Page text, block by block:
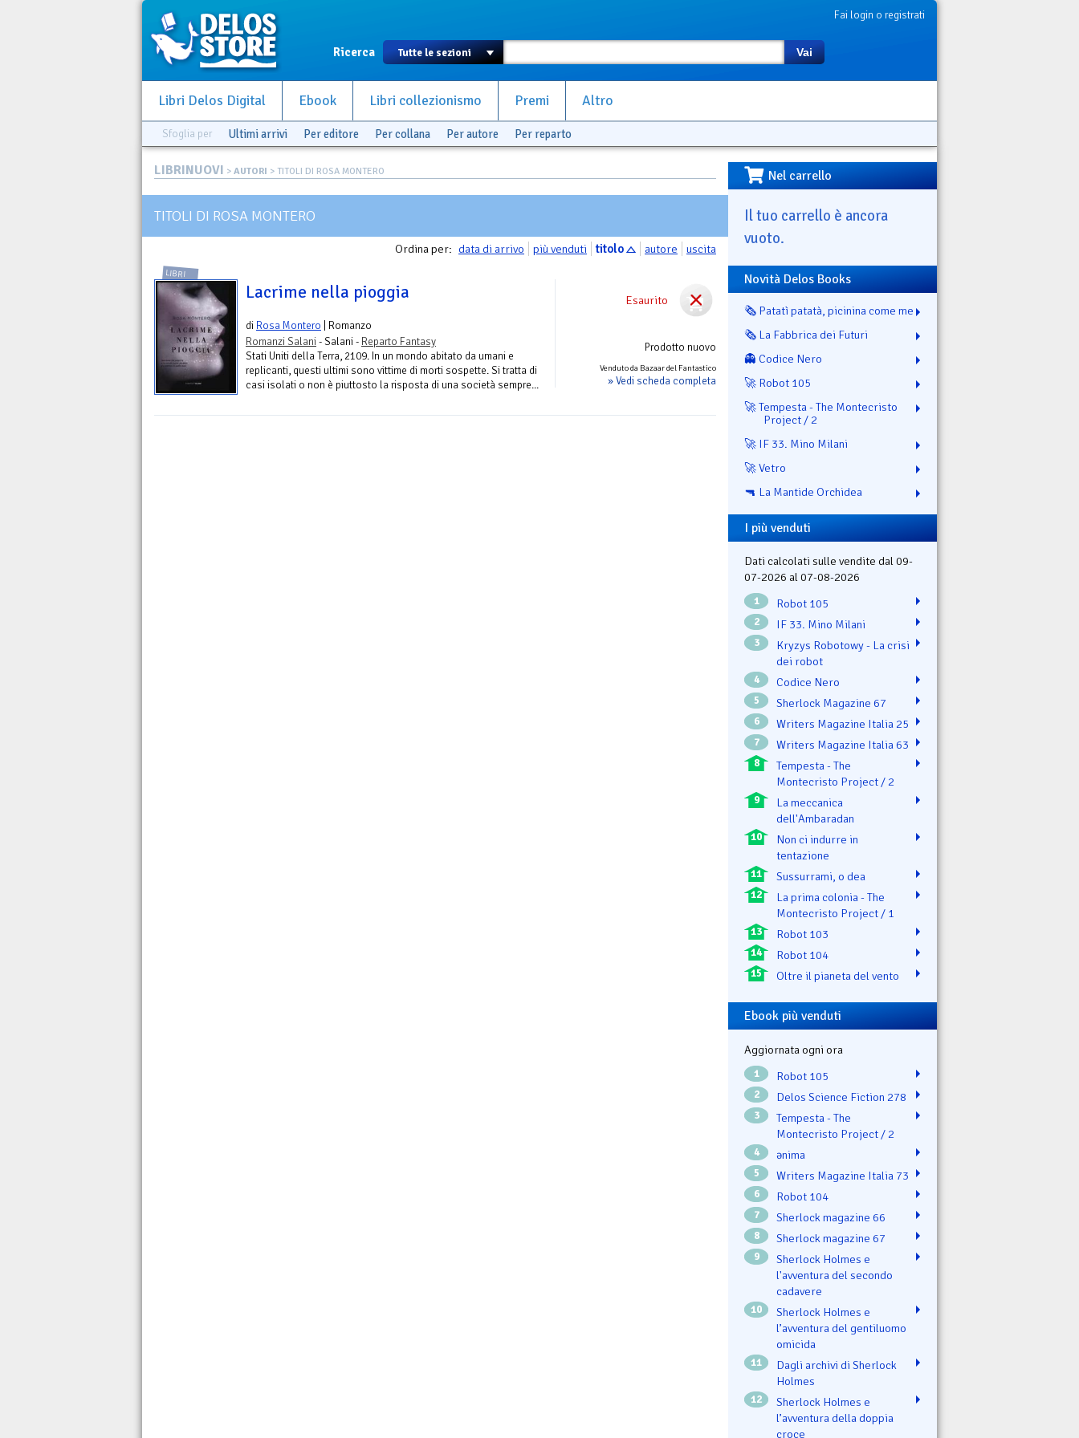
Fai login o registrati
Ricerca Vai
Libri Delos Digital Ebook Libri collezionismo Premi Altro
Sfoglia per Ultimi arrivi Per editore Per collana Per autore Per reparto
LIBRINUOVI > AUTORI > TITOLI DI ROSA MONTERO
TITOLI DI ROSA MONTERO
Ordina per: data di arrivo più venduti titolo autore uscita
Esaurito
Prodotto nuovo
Venduto da Bazaar del Fantastico
» Vedi scheda completa
LIBRI
Lacrime nella pioggia
di Rosa Montero | Romanzo
Romanzi Salani - Salani - Reparto Fantasy
Stati Uniti della Terra, 2109. In un mondo abitato da umani e
replicanti, questi ultimi sono vittime di morti sospette. Si tratta di
casi isolati o non è piuttosto la risposta di una società sempre...
Nel carrello
Il tuo carrello è ancora
vuoto.
Novità Delos Books
🗞️ Patatì patatà, picinina come me
🗞️ La Fabbrica dei Futuri
👻 Codice Nero
🚀 Robot 105
🚀 Tempesta - The Montecristo
Project / 2
🚀 IF 33. Mino Milani
🚀 Vetro
🔫 La Mantide Orchidea
I più venduti
Dati calcolati sulle vendite dal 09-
07-2026 al 07-08-2026
1 Robot 105
2 IF 33. Mino Milani
3
Kryzys Robotowy - La crisi
dei robot
4 Codice Nero
5 Sherlock Magazine 67
6 Writers Magazine Italia 25
7 Writers Magazine Italia 63
8
Tempesta - The
Montecristo Project / 2
9
La meccanica
dell'Ambaradan
10
Non ci indurre in
tentazione
11 Sussurrami, o dea
12
La prima colonia - The
Montecristo Project / 1
13 Robot 103
14 Robot 104
15 Oltre il pianeta del vento
Ebook più venduti
Aggiornata ogni ora
1 Robot 105
2 Delos Science Fiction 278
3
Tempesta - The
Montecristo Project / 2
4 ənima
5 Writers Magazine Italia 73
6 Robot 104
7 Sherlock magazine 66
8 Sherlock magazine 67
9
Sherlock Holmes e
l'avventura del secondo
cadavere
10
Sherlock Holmes e
l’avventura del gentiluomo
omicida
11
Dagli archivi di Sherlock
Holmes
12
Sherlock Holmes e
l’avventura della doppia
croce